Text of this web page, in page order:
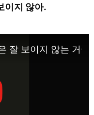
이지 않아.
잘 보이지 않는 거